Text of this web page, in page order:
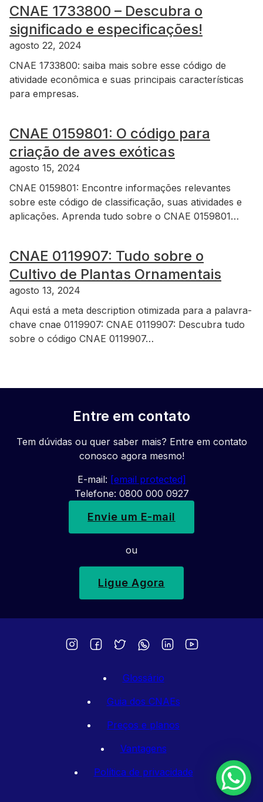
CNAE 1733800 – Descubra o
significado e especificações!
agosto 22, 2024
CNAE 1733800: saiba mais sobre esse código de
atividade econômica e suas principais características
para empresas.
CNAE 0159801: O código para
criação de aves exóticas
agosto 15, 2024
CNAE 0159801: Encontre informações relevantes
sobre este código de classificação, suas atividades e
aplicações. Aprenda tudo sobre o CNAE 0159801…
CNAE 0119907: Tudo sobre o
Cultivo de Plantas Ornamentais
agosto 13, 2024
Aqui está a meta description otimizada para a palavra-
chave cnae 0119907: CNAE 0119907: Descubra tudo
sobre o código CNAE 0119907…
Entre em contato
Tem dúvidas ou quer saber mais? Entre em contato
conosco agora mesmo!
E-mail: [email protected]
Telefone: 0800 000 0927
Envie um E-mail
ou
Ligue Agora
Glossário
Guia dos CNAEs
Preços e planos
Vantagens
Política de privacidade